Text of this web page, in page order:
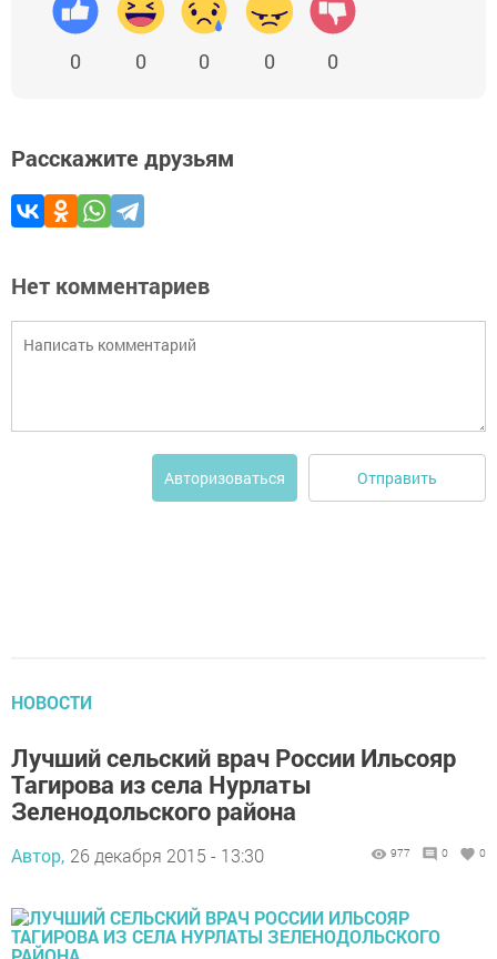
0 0 0 0 0
Расскажите друзьям
Нет комментариев
Авторизоваться Отправить
НОВОСТИ
Лучший сельский врач России Ильсояр
Тагирова из села Нурлаты
Зеленодольского района
Автор, 26 декабря 2015 - 13:30 977 0 0